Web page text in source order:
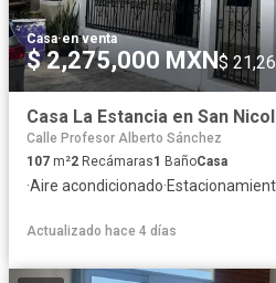
Casa·en venta
$ 2,275,000 MXN$
Casa La Estancia en San
Calle Profesor Alberto Sánchez
107 m²2 Recámaras1 BañoCasa
·Aire acondicionado·
Actualizado hace 4 días